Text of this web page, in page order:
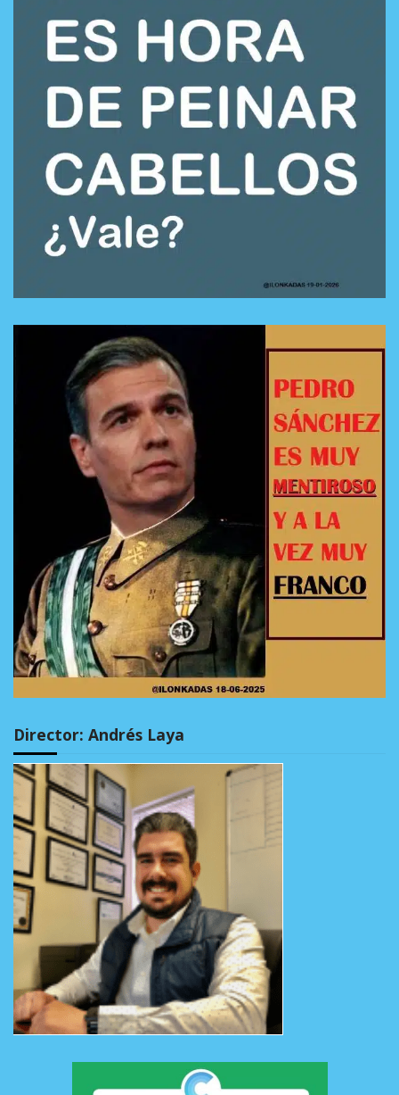
Director: Andrés Laya